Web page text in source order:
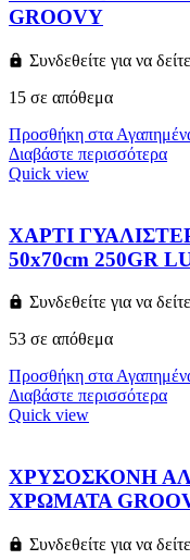
GROOVY
Συνδεθείτε για να
15 σε απόθεμα
Προσθήκη στα
Διαβάστε περισσότερα
Quick view
ΧΑΡΤΙ
50x70cm 250GR
Συνδεθείτε για να
53 σε απόθεμα
Προσθήκη στα
Διαβάστε περισσότερα
Quick view
ΧΡΥΣΟΣΚΟΝΗ
ΧΡΩΜΑΤΑ
Συνδεθείτε για να